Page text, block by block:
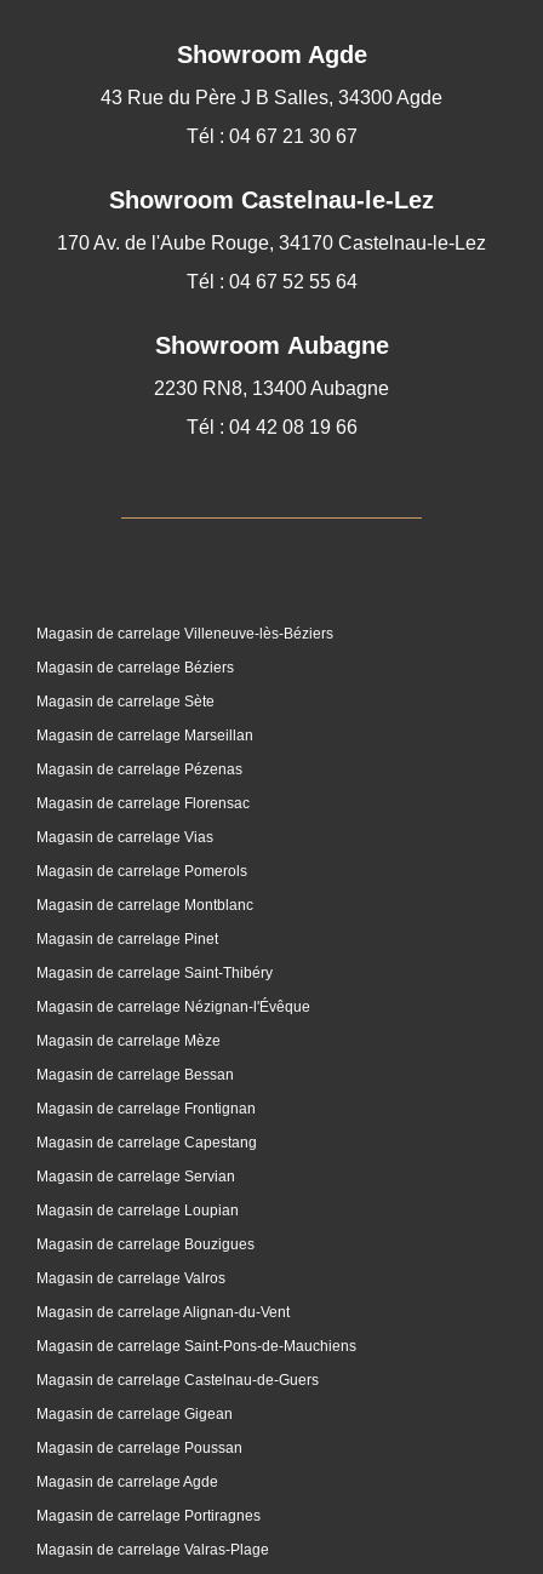
Showroom Agde
43 Rue du Père J B Salles, 34300 Agde
Tél : 04 67 21 30 67
Showroom Castelnau-le-Lez
170 Av. de l'Aube Rouge, 34170 Castelnau-le-Lez
Tél : 04 67 52 55 64
Showroom Aubagne
2230 RN8, 13400 Aubagne
Tél : 04 42 08 19 66
Magasin de carrelage Villeneuve-lès-Béziers
Magasin de carrelage Béziers
Magasin de carrelage Sète
Magasin de carrelage Marseillan
Magasin de carrelage Pézenas
Magasin de carrelage Florensac
Magasin de carrelage Vias
Magasin de carrelage Pomerols
Magasin de carrelage Montblanc
Magasin de carrelage Pinet
Magasin de carrelage Saint-Thibéry
Magasin de carrelage Nézignan-l'Évêque
Magasin de carrelage Mèze
Magasin de carrelage Bessan
Magasin de carrelage Frontignan
Magasin de carrelage Capestang
Magasin de carrelage Servian
Magasin de carrelage Loupian
Magasin de carrelage Bouzigues
Magasin de carrelage Valros
Magasin de carrelage Alignan-du-Vent
Magasin de carrelage Saint-Pons-de-Mauchiens
Magasin de carrelage Castelnau-de-Guers
Magasin de carrelage Gigean
Magasin de carrelage Poussan
Magasin de carrelage Agde
Magasin de carrelage Portiragnes
Magasin de carrelage Valras-Plage